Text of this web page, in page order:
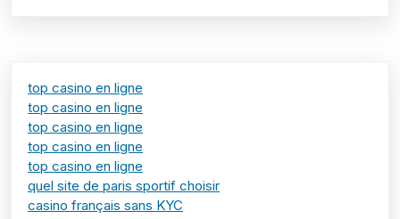
top casino en ligne
top casino en ligne
top casino en ligne
top casino en ligne
top casino en ligne
quel site de paris sportif choisir
casino français sans KYC